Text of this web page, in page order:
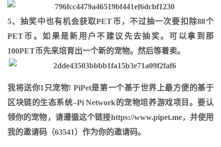
5、抽奖中也有机会获取PET币，不过抽一次要扣除88个
PET币。如果是新用户不建议先去抽奖。可以拿到那
100PET币先来培育出一个新的宠物。然后等着卖。
我将送你1只宠物! PiPet是第一个基于世界上最方便的基于
区块链的生态系统–Pi Network的宠物培养游戏项目。要认
领你的宠物，请遵循这个链接https://www.pipet.me，并使用
我的邀请码（63541）作为你的邀请码。